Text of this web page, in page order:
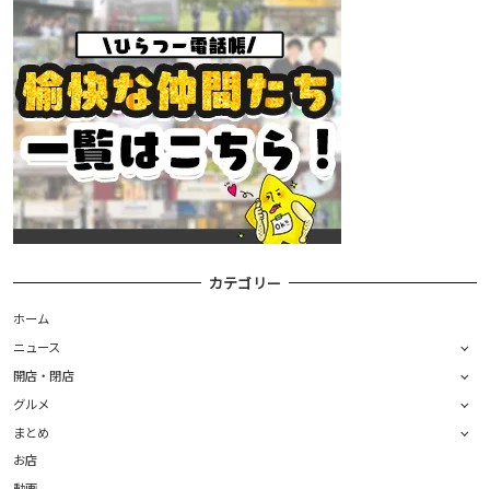
カテゴリー
ホーム
ニュース
開店・閉店
グルメ
まとめ
お店